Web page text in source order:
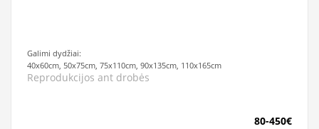
Galimi dydžiai:
40x60cm, 50x75cm, 75x110cm, 90x135cm, 110x165cm
Reprodukcijos ant drobės
80-450€